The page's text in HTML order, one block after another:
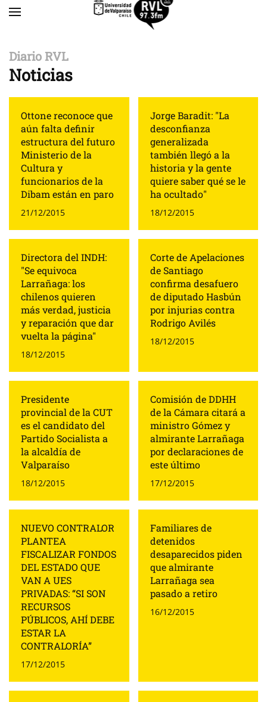
Diario RVL
Noticias
Ottone reconoce que
aún falta definir
estructura del futuro
Ministerio de la
Cultura y
funcionarios de la
Dibam están en paro
21/12/2015
Jorge Baradit: "La
desconfianza
generalizada
también llegó a la
historia y la gente
quiere saber qué se le
ha ocultado"
18/12/2015
Directora del INDH:
"Se equivoca
Larrañaga: los
chilenos quieren
más verdad, justicia
y reparación que dar
vuelta la página"
18/12/2015
Corte de Apelaciones
de Santiago
confirma desafuero
de diputado Hasbún
por injurias contra
Rodrigo Avilés
18/12/2015
Presidente
provincial de la CUT
es el candidato del
Partido Socialista a
la alcaldía de
Valparaíso
18/12/2015
Comisión de DDHH
de la Cámara citará a
ministro Gómez y
almirante Larrañaga
por declaraciones de
este último
17/12/2015
NUEVO CONTRALOR
PLANTEA
FISCALIZAR FONDOS
DEL ESTADO QUE
VAN A UES
PRIVADAS: “SI SON
RECURSOS
PÚBLICOS, AHÍ DEBE
ESTAR LA
CONTRALORÍA”
17/12/2015
Familiares de
detenidos
desaparecidos piden
que almirante
Larrañaga sea
pasado a retiro
16/12/2015